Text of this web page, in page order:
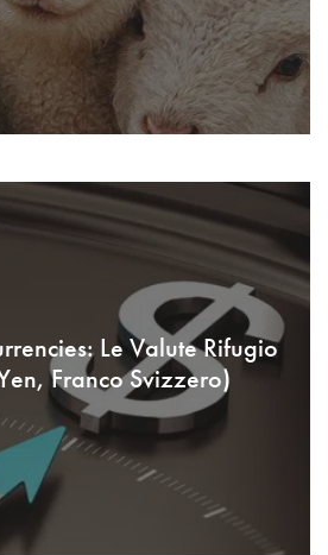
Le Valute Rifugio
Franco Svizzero)